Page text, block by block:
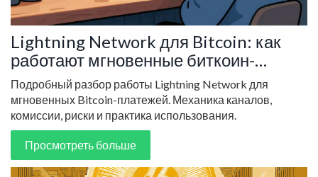
Lightning Network для Bitcoin: как
работают мгновенные биткоин-
платежи
Подробный разбор работы Lightning Network для
мгновенных Bitcoin-платежей. Механика каналов,
комиссии, риски и практика использования.
Просмотреть больше